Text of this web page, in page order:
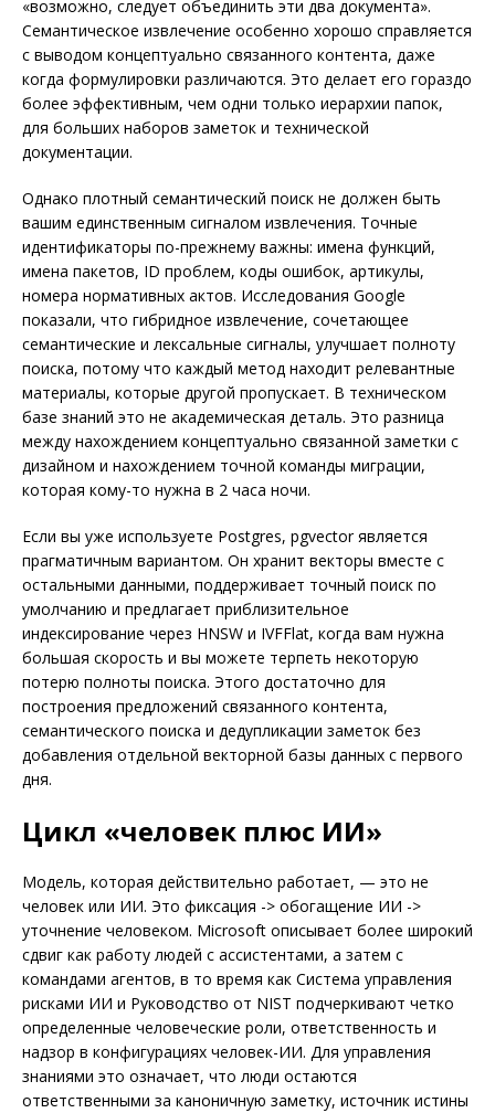
«возможно, следует объединить эти два документа».
Семантическое извлечение особенно хорошо справляется
с выводом концептуально связанного контента, даже
когда формулировки различаются. Это делает его гораздо
более эффективным, чем одни только иерархии папок,
для больших наборов заметок и технической
документации.
Однако плотный семантический поиск не должен быть
вашим единственным сигналом извлечения. Точные
идентификаторы по-прежнему важны: имена функций,
имена пакетов, ID проблем, коды ошибок, артикулы,
номера нормативных актов. Исследования Google
показали, что гибридное извлечение, сочетающее
семантические и лексальные сигналы, улучшает полноту
поиска, потому что каждый метод находит релевантные
материалы, которые другой пропускает. В техническом
базе знаний это не академическая деталь. Это разница
между нахождением концептуально связанной заметки с
дизайном и нахождением точной команды миграции,
которая кому-то нужна в 2 часа ночи.
Если вы уже используете Postgres, pgvector является
прагматичным вариантом. Он хранит векторы вместе с
остальными данными, поддерживает точный поиск по
умолчанию и предлагает приблизительное
индексирование через HNSW и IVFFlat, когда вам нужна
большая скорость и вы можете терпеть некоторую
потерю полноты поиска. Этого достаточно для
построения предложений связанного контента,
семантического поиска и дедупликации заметок без
добавления отдельной векторной базы данных с первого
дня.
Цикл «человек плюс ИИ»
Модель, которая действительно работает, — это не
человек или ИИ. Это фиксация -> обогащение ИИ ->
уточнение человеком. Microsoft описывает более широкий
сдвиг как работу людей с ассистентами, а затем с
командами агентов, в то время как Система управления
рисками ИИ и Руководство от NIST подчеркивают четко
определенные человеческие роли, ответственность и
надзор в конфигурациях человек-ИИ. Для управления
знаниями это означает, что люди остаются
ответственными за каноничную заметку, источник истины